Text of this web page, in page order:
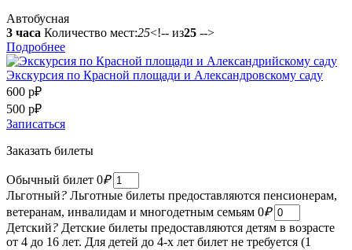
Автобусная
3 часа Количество мест:25<!-- из25 -->
Подробнее
Экскурсия по Красной площади и Александровскому саду
600 р₽
500 р₽
Записаться
Заказать билеты
Обычный билет 0₽
Льготный? Льготные билеты предоставляются пенсионерам,
ветеранам, инвалидам и многодетным семьям 0₽
Детский? Детские билеты предоставляются детям в возрасте
от 4 до 16 лет. Для детей до 4-х лет билет не требуется (1